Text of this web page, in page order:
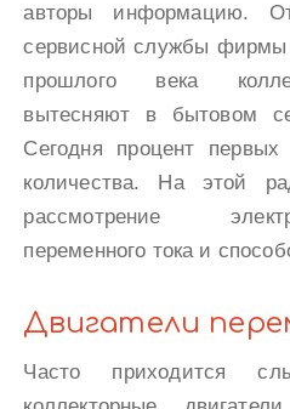
авторы информацию.
сервисной службы фирмы
прошлого века
вытесняют в бытовом
Сегодня процент
количества. На этой
рассмотрение
переменного тока и
Двигатели
Часто приходится